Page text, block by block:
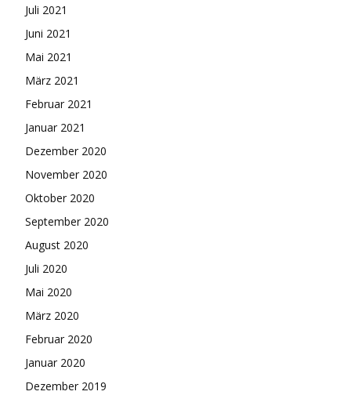
Juli 2021
Juni 2021
Mai 2021
März 2021
Februar 2021
Januar 2021
Dezember 2020
November 2020
Oktober 2020
September 2020
August 2020
Juli 2020
Mai 2020
März 2020
Februar 2020
Januar 2020
Dezember 2019